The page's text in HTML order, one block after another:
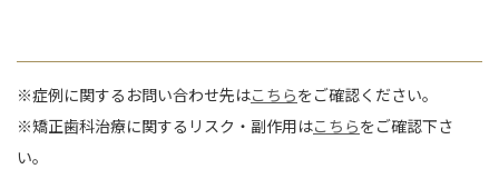
※症例に関するお問い合わせ先はこちらをご確認ください。
※矯正歯科治療に関するリスク・副作用はこちらをご確認下さ
い。